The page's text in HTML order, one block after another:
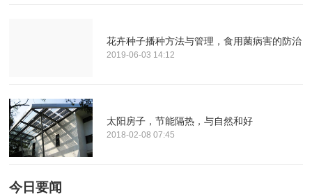
花卉种子播种方法与管理，食用菌病害的防治
2019-06-03 14:12
太阳房子，节能隔热，与自然和好
2018-02-08 07:45
今日要闻